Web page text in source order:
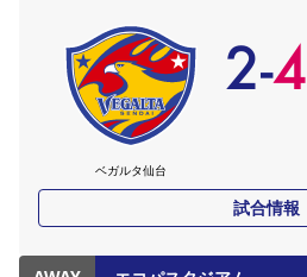
ベガルタ仙台
2-4
試合情報